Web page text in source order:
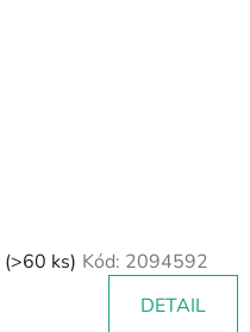
(>60 ks) Kód: 2094592
DETAIL